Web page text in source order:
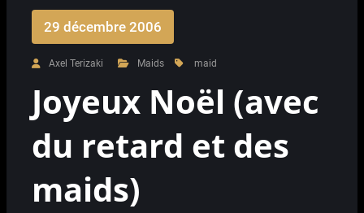
29 décembre 2006
Axel Terizaki Maids maid
Joyeux Noël (avec
du retard et des
maids)